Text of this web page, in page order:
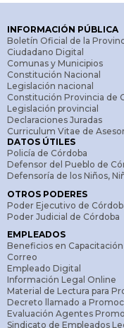
INFORMACIÓN PÚBLICA
Boletín Oficial de la
Ciudadano Digital
Comunas y Municipios
Constitución Nacional
Legislación nacional
Constitución Provincia de
Legislación provincial
Declaraciones Juradas
Curriculum Vitae de
DATOS ÚTILES
Policía de Córdoba
Defensor del Pueblo de
Defensoría de los Niños,
OTROS PODERES
Poder Ejecutivo de
Poder Judicial de Córdoba
EMPLEADOS
Beneficios en
Correo
Empleado Digital
Información Legal Online
Material de Lectura para
Decreto llamado a
Evaluación Agentes
Sindicato de Empleados